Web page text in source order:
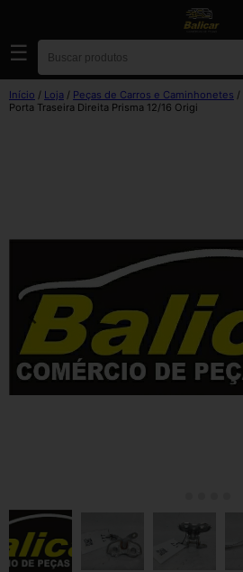
☰
Início / Loja / Peças de Carros e Caminhonetes /
Porta Traseira Direita Prisma 12/16 Origi